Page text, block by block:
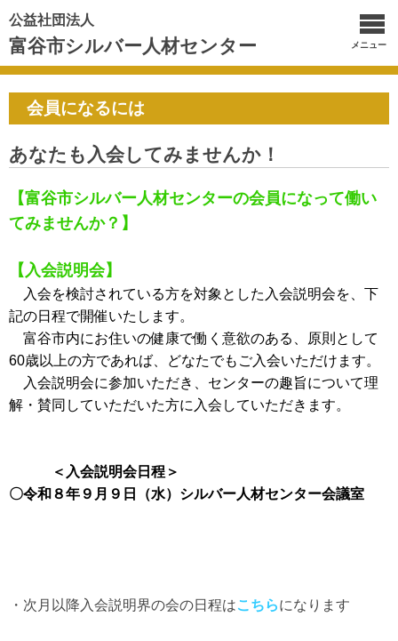
公益社団法人
富谷市シルバー人材センター メニュー
会員になるには
あなたも入会してみませんか！
【富谷市シルバー人材センターの会員になって働い
てみませんか？】
【入会説明会】
入会を検討されている方を対象とした入会説明会を、下
記の日程で開催いたします。
富谷市内にお住いの健康で働く意欲のある、原則として
60歳以上の方であれば、どなたでもご入会いただけます。
入会説明会に参加いただき、センターの趣旨について理
解・賛同していただいた方に入会していただきます。
＜入会説明会日程＞
〇令和８年９月９日（水）シルバー人材センター会議室
・次月以降入会説明界の会の日程はこちらになります